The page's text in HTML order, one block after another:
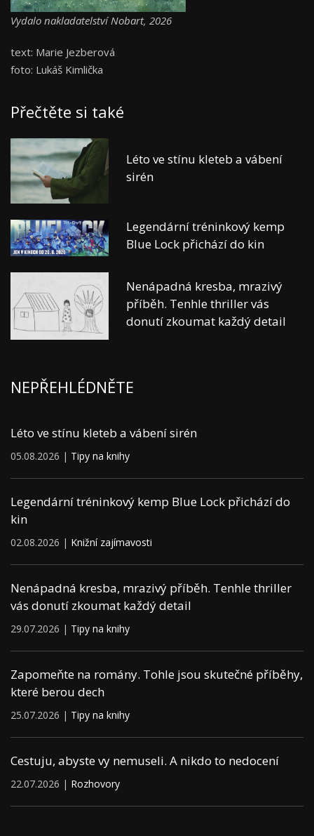
Vydalo nakladatelství Nobart, 2026
text: Marie Jezberová
foto: Lukáš Kimlička
Přečtěte si také
Léto ve stínu kleteb a vábení
sirén
Legendární tréninkový kemp
Blue Lock přichází do kin
Nenápadná kresba, mrazivý
příběh. Tenhle thriller vás
donutí zkoumat každý detail
NEPŘEHLÉDNĚTE
Léto ve stínu kleteb a vábení sirén
05.08.2026 | Tipy na knihy
Legendární tréninkový kemp Blue Lock přichází do
kin
02.08.2026 | Knižní zajímavosti
Nenápadná kresba, mrazivý příběh. Tenhle thriller
vás donutí zkoumat každý detail
29.07.2026 | Tipy na knihy
Zapomeňte na romány. Tohle jsou skutečné příběhy,
které berou dech
25.07.2026 | Tipy na knihy
Cestuju, abyste vy nemuseli. A nikdo to nedocení
22.07.2026 | Rozhovory